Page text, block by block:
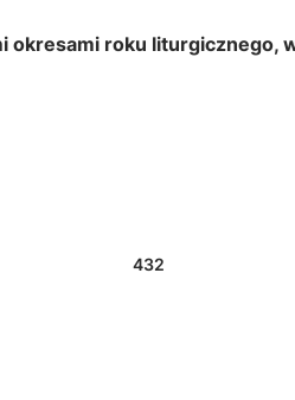
okresami roku liturgicznego,
432